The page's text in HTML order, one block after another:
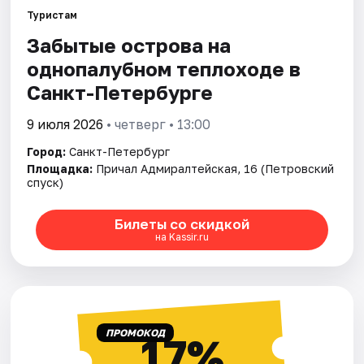
Города
Площадки
Артисты
Рейтинги
Туристам
Забытые острова на
однопалубном теплоходе в
Санкт-Петербурге
9 июля 2026 • четверг • 13:00
Город: Санкт-Петербург
Площадка: Причал Адмиралтейская, 16 (Петровский
спуск)
Билеты со скидкой
на Kassir.ru
ПРОМОКОД